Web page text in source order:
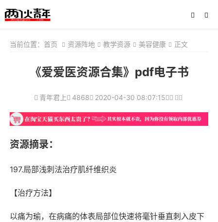
当前位置： 首页 资源阵地 教学资源 美容健康 正文
《爱爱医资源合集》pdf电子书
青年君上 4868 2020-04-30 08:07:15
资源摘录：
197.局部浅刺法治疗肌纤维织炎
【治疗方法】
以痛为瑜，在病痛的体表局部位快速将毫针垂直刺入皮下